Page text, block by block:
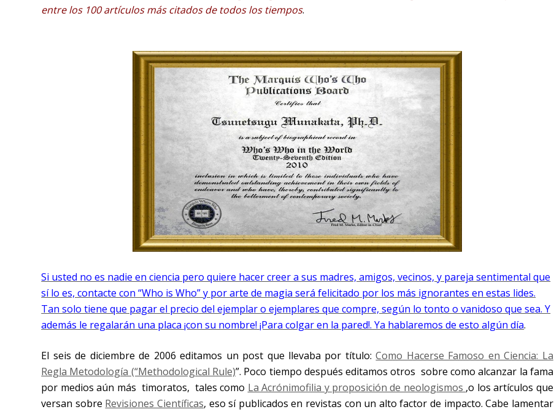
entre los 100 artículos más citados de todos los tiempos.
Si usted no es nadie en ciencia pero quiere hacer creer a sus madres, amigos, vecinos, y pareja sentimental que
sí lo es, contacte con “Who is Who” y por arte de magia será felicitado por los más ignorantes en estas lides.
Tan solo tiene que pagar el precio del ejemplar o ejemplares que compre, según lo tonto o vanidoso que sea. Y
además le regalarán una placa ¡con su nombre! ¡Para colgar en la pared!. Ya hablaremos de esto algún día.
El seis de diciembre de 2006 editamos un post que llevaba por título:Como Hacerse Famoso en Ciencia: La
Regla Metodología (“Methodological Rule)”. Poco tiempo después editamos otros sobre como alcanzar la fama
por medios aún más timoratos, tales como La Acrónimofilia y proposición de neologismos ,o los artículos que
versan sobre Revisiones Científicas, eso sí publicados en revistas con un alto factor de impacto. Cabe lamentar